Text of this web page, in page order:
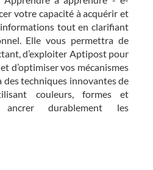
votre capacité à acquérir et
tout en clarifiant
Elle vous permettra de
d’exploiter Aptipost pour
d’optimiser vos mécanismes
des techniques innovantes de
couleurs, formes et
ancrer durablement les